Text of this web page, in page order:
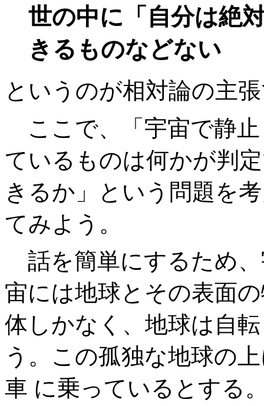
世の中に「自分は絶
きるものなどない
というのが相対論の主
ここで、「宇宙で静
ているものは何かが判
きるか」という問題を
てみよう。
話を簡単にするため
宙には地球とその表面
体しかなく、地球は自
う。この孤独な地球の
車 に乗っているとする